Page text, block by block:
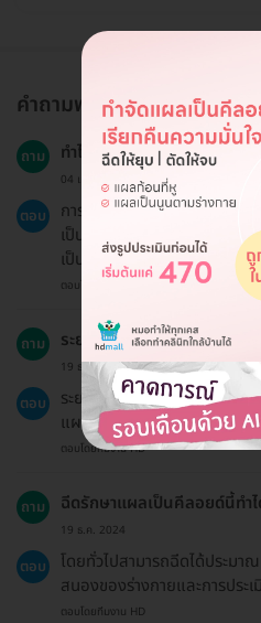
คำถามพบบ่อย
ถาม ทำไมควรเลือกการฉีดรักษาแ
04 เม.ย. 2024
ตอบ
การฉีดรักษาแผลเป็นคีลอยด์
เป็น ทำให้ผิวดูเรียบเนียนและ
เป็นทำให้เกิดความไม่สะดวกหรื
ตอบโดยทีมงาน HD
ถาม ระยะเวลาในการทำการรักษานา
19 ธ.ค. 2024
ตอบ
ระยะเวลารับบริการประมาณ
แผลเป็นและการเตรียมตัวของ
ตอบโดยทีมงาน HD
ถาม ฉีดรักษาแผลเป็นคีลอยด์นี้ทำ
19 ธ.ค. 2024
ตอบ
โดยทั่วไปสามารถฉีดได้ประม
สนองของร่างกายและการประ
ตอบโดยทีมงาน HD